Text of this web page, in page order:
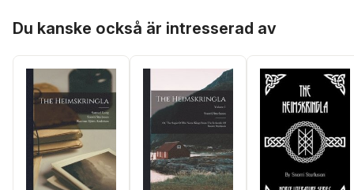
Du kanske också är intresserad av